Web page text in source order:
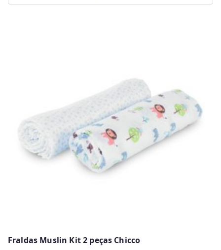
Fraldas Muslin Kit 2 peças Chicco